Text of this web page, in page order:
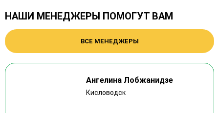
НАШИ МЕНЕДЖЕРЫ ПОМОГУТ ВАМ
ВСЕ МЕНЕДЖЕРЫ
Ангелина Лобжанидзе
Кисловодск